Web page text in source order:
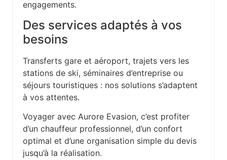
engagements.
Des services adaptés à vos
besoins
Transferts gare et aéroport, trajets vers les
stations de ski, séminaires d’entreprise ou
séjours touristiques : nos solutions s’adaptent
à vos attentes.
Voyager avec Aurore Evasion, c’est profiter
d’un chauffeur professionnel, d’un confort
optimal et d’une organisation simple du devis
jusqu’à la réalisation.